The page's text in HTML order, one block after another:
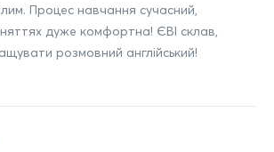
Процес навчання сучасний,
дуже комфортна! ЄВІ склав,
розмовний англійський!